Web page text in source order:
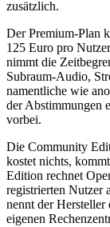
zusätzlich.
Der Premium-Plan
125 Euro pro
nimmt die
Subraum-Audio,
namentliche wie
der Abstimmungen
vorbei.
Die Community
kostet nichts,
Edition rechnet
registrierten Nutzer
nennt der
eigenen